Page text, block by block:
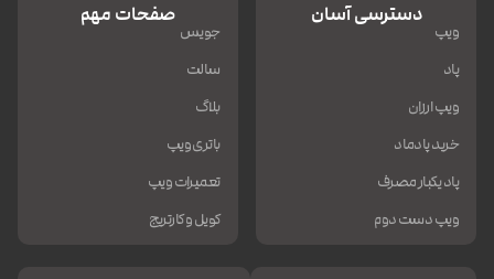
دسترسی آسان
ویپ
پاد
ویپ ارزان
خرید پادماد
پاد یکبار مصرف
ویپ دست دوم
صفحات مهم
جویس
سالت
بلاگ
باتری ویپ
تعمیرات ویپ
کویل و کارتریج